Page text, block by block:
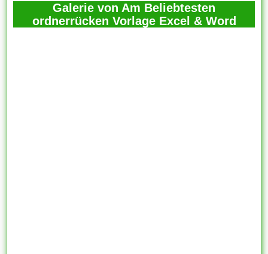
Galerie von Am Beliebtesten
ordnerrücken Vorlage Excel & Word